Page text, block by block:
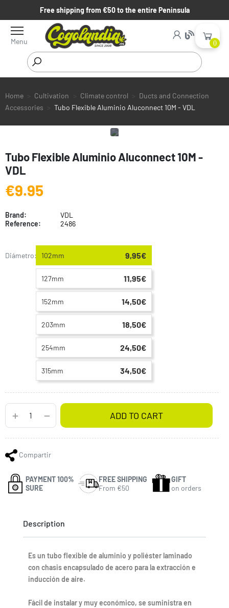
Free shipping from €50 to the entire Peninsula
Menu 0
Home Cultivation Climate control
Ducts and Connection
Accessories
Tubo Flexible Aluminio Aluconnect 10M - VDL
Tubo Flexible Aluminio Aluconnect 10M -
VDL
€9.95
Brand:
VDL
Reference:
2486
Diámetro: 102mm 9,95€
127mm 11,95€
152mm 14,50€
203mm 18,50€
254mm 24,50€
315mm 34,50€
ADD TO CART
Compartir
PAYMENT 100%
SURE
FREE SHIPPING
From €50
GIFT
on orders
Description
Es un tubo flexible de aluminio y poliéster laminado
con chasis encapsulado de acero para la extracción e
inducción de aire.
Fácil de instalar y muy económico, se suministra en